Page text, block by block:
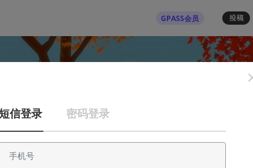
GPASS会员
信登录 密码登录